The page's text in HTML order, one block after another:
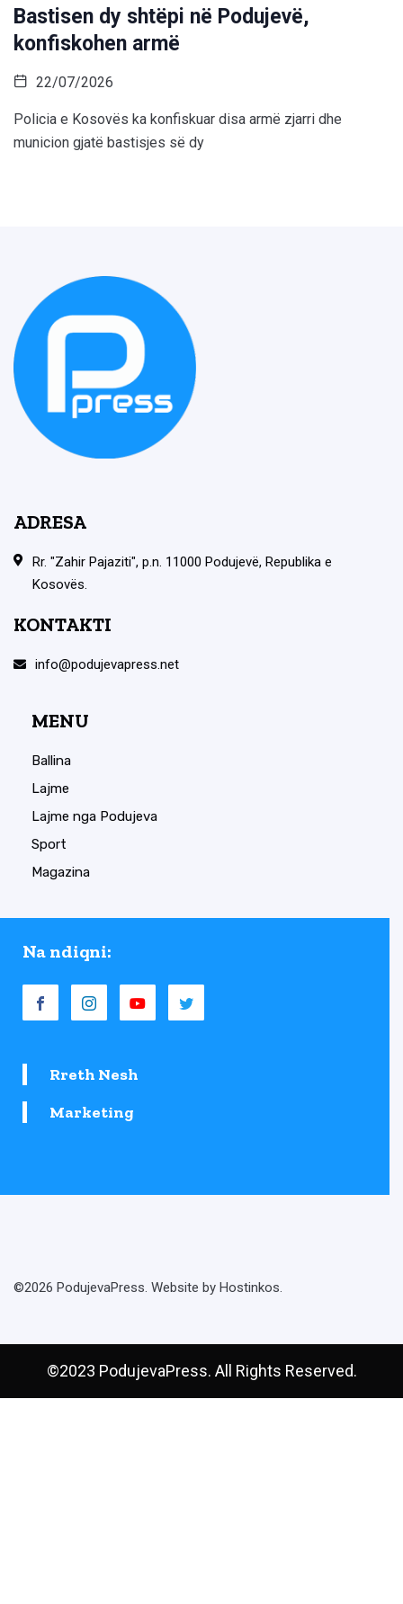
Bastisen dy shtëpi në Podujevë,
konfiskohen armë
22/07/2026
Policia e Kosovës ka konfiskuar disa armë zjarri dhe
municion gjatë bastisjes së dy
ADRESA
Rr. "Zahir Pajaziti", p.n. 11000 Podujevë, Republika e
Kosovës.
KONTAKTI
info@podujevapress.net
MENU
Ballina
Lajme
Lajme nga Podujeva
Sport
Magazina
Na ndiqni:
Rreth Nesh
Marketing
©2026 PodujevaPress. Website by Hostinkos.
©2023 PodujevaPress. All Rights Reserved.